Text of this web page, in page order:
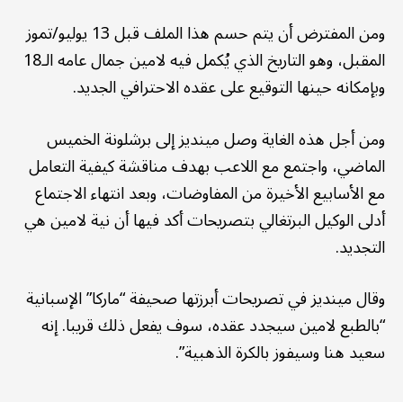
ومن المفترض أن يتم حسم هذا الملف قبل 13 يوليو/تموز
المقبل، وهو التاريخ الذي يُكمل فيه لامين جمال عامه الـ18
وبإمكانه حينها التوقيع على عقده الاحترافي الجديد.
ومن أجل هذه الغاية وصل مينديز إلى برشلونة الخميس
الماضي، واجتمع مع اللاعب بهدف مناقشة كيفية التعامل
مع الأسابيع الأخيرة من المفاوضات، وبعد انتهاء الاجتماع
أدلى الوكيل البرتغالي بتصريحات أكد فيها أن نية لامين هي
التجديد.
وقال مينديز في تصريحات أبرزتها صحيفة “ماركا” الإسبانية
“بالطبع لامين سيجدد عقده، سوف يفعل ذلك قريبا. إنه
سعيد هنا وسيفوز بالكرة الذهبية”.